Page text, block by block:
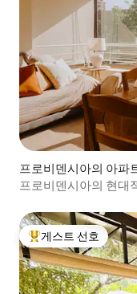
프로비덴시아의 아파
프로비덴시아의 현대
상위 게스트 선호
게스트 선호